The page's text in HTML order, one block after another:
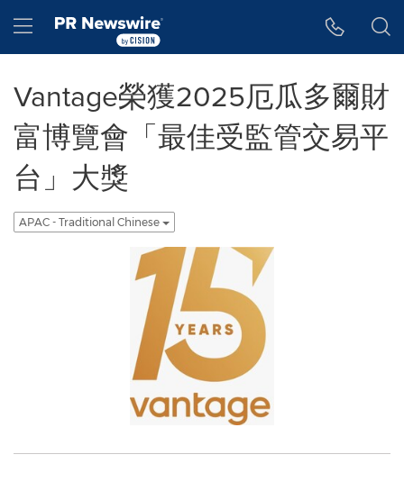
Hamburger menu
Vantage榮獲2025厄瓜多爾財
富博覽會「最佳受監管交易平
台」大獎
APAC - Traditional Chinese